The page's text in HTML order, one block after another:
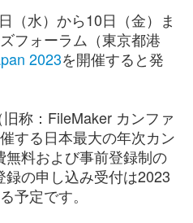
（水）から10日（金）ま
フォーラム（東京都港
2023を開催すると発
称：FileMaker カンファ
する日本最大の年次カン
料および事前登録制の
の申し込み受付は2023
予定です。